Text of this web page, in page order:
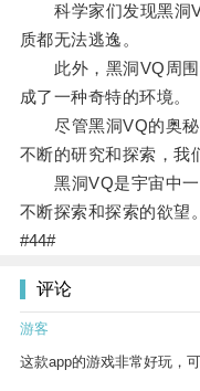
科学家们发现黑洞
质都无法逃逸。
此外，黑洞VQ周围
成了一种奇特的环境。
尽管黑洞VQ的奥秘
不断的研究和探索，我
黑洞VQ是宇宙中一
不断探索和探索的欲望。
#44#
评论
游客
这款app的游戏非常好玩，